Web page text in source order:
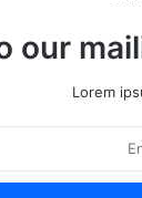
our
Lorem